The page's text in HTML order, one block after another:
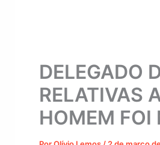
DELEGADO
RELATIVAS
HOMEM FOI